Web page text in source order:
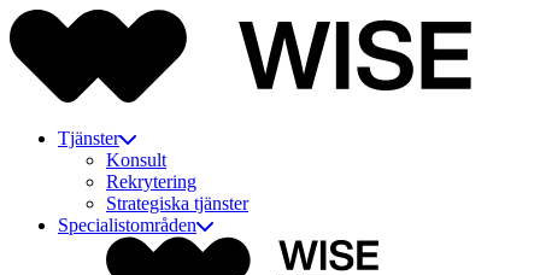
Tjänster
Konsult
Rekrytering
Strategiska tjänster
Specialistområden